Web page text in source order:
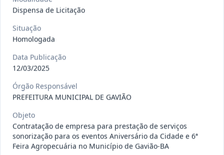
027-2026-
DL
Situação:
026-2026-
DL
Dispensa
fornecimento de insumos odonto
Dispensa de Licitação
Situação
Homologada
Data Publicação
12/03/2025
Órgão Responsável
PREFEITURA MUNICIPAL DE GAVIÃO
Objeto
Contratação de empresa para prestação de serviços
sonorização para os eventos Aniversário da Cidade e 6ª
Feira Agropecuária no Município de Gavião-BA